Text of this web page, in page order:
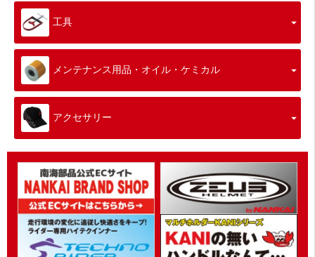
工具
メンテナンス用品・オイル・ケミカル
アクセサリー